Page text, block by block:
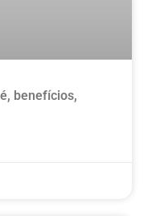
benefícios,